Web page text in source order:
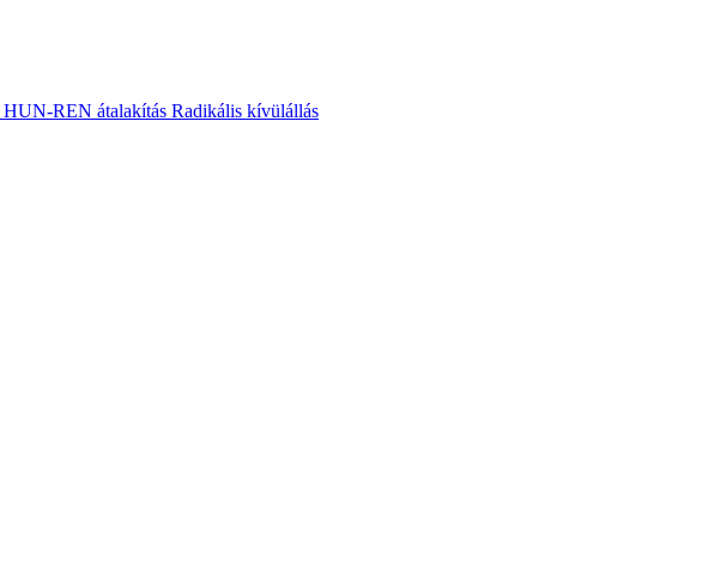
HUN-REN átalakítás Radikális kívülállás